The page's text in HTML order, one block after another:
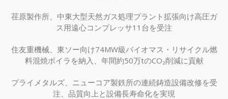
荏原製作所、中東大型天然ガス処理プラント拡張向け高圧ガ
ス用遠心コンプレッサ11台を受注
住友重機械、東ソー向け74MW級バイオマス・リサイクル燃
料混焼ボイラを納入、年間約50万tのCO₂削減に貢献
プライメタルズ、ニューコア製鉄所の連続鋳造設備改修を受
注、品質向上と設備長寿命化を実現